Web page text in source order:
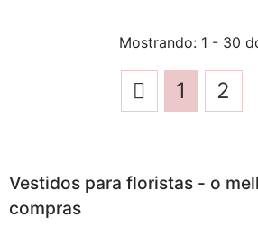
Mostrando: 1 - 30
1 2
Vestidos para floristas - o
compras